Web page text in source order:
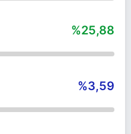
%25,88
%3,59